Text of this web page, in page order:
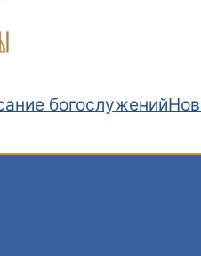
богослужений